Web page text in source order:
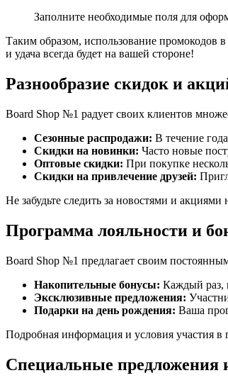
Заполните необходимые поля для
Таким образом, использование промокодов
и удача всегда будет на вашей стороне!
Разнообразие скидок и
Board Shop №1 радует своих клиентов
Сезонные распродажи: В течение
Скидки на новинки: Часто новые
Оптовые скидки: При покупке
Скидки на привлечение друзей:
Не забудьте следить за новостями и
Программа лояльности и
Board Shop №1 предлагает своим
Накопительные бонусы: Каждый раз,
Эксклюзивные предложения:
Подарки на день рождения: Ваша
Подробная информация и условия участия в
Специальные предложения